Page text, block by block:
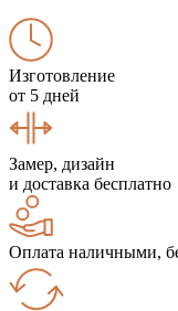
Изготовление
от 5 дней
Замер, дизайн
и доставка бесплатно
Оплата наличными,